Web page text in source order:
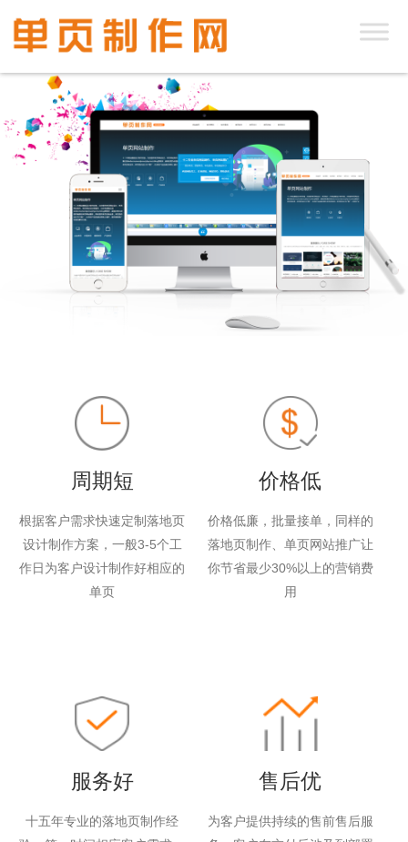
周期短
根据客户需求快速定制落地页
设计制作方案，一般3-5个工
作日为客户设计制作好相应的
单页
价格低
价格低廉，批量接单，同样的
落地页制作、单页网站推广让
你节省最少30%以上的营销费
用
服务好
十五年专业的落地页制作经
售后优
为客户提供持续的售前售后服